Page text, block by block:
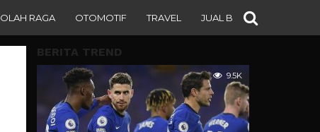
OLAH RAGA OTOMOTIF TRAVEL JUAL BELI
BERITA TREND
9.5K